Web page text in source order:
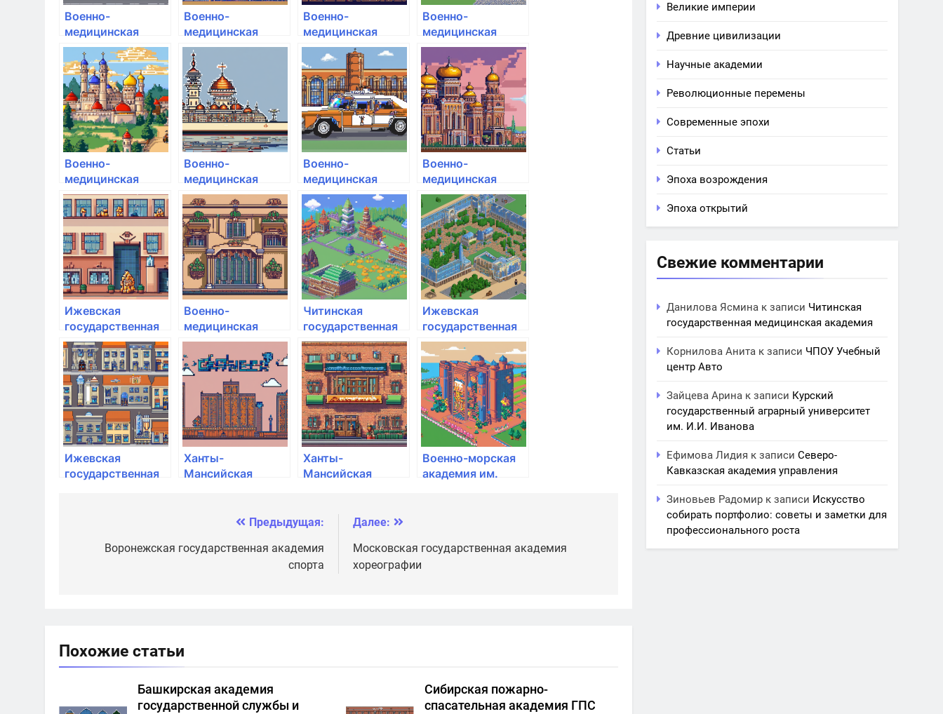
Военно-
медицинская
академия им. С.М.
Кирова
Военно-
медицинская
академия им. С.М.
Кирова
Военно-
медицинская
академия им. С.М.
Кирова
Военно-
медицинская
академия им. С.М.
Кирова
Военно-
медицинская
академия им. С.М.
Кирова
Военно-
медицинская
академия им. С.М.
Кирова
Военно-
медицинская
академия им. С.М.
Кирова
Военно-
медицинская
академия им. С.М.
Кирова
Ижевская
государственная
медицинская
академия
Военно-
медицинская
академия им. С.М.
Кирова
Читинская
государственная
медицинская
академия
Ижевская
государственная
медицинская
академия
Ижевская
государственная
Ханты-
Мансийская
академия
Ханты-
Мансийская
академия
Военно-морская
академия им.
Предыдущая:
Воронежская государственная академия
спорта
Далее:
Московская государственная академия
хореографии
Похожие статьи
Башкирская академия
государственной службы и
Сибирская пожарно-
спасательная академия ГПС
Великие империи
Древние цивилизации
Научные академии
Революционные перемены
Современные эпохи
Статьи
Эпоха возрождения
Эпоха открытий
Свежие комментарии
Данилова Ясмина к записи Читинская
государственная медицинская академия
Корнилова Анита к записи ЧПОУ Учебный
центр Авто
Зайцева Арина к записи Курский
государственный аграрный университет
им. И.И. Иванова
Ефимова Лидия к записиСеверо-
Кавказская академия управления
Зиновьев Радомир к записи Искусство
собирать портфолио: советы и заметки для
профессионального роста